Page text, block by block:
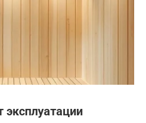
эксплуатации